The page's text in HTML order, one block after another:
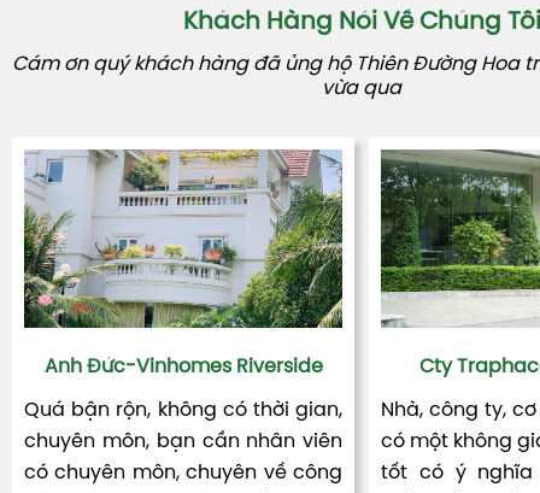
Khách Hàng Nói Về Chúng Tôi
Cám ơn quý khách hàng đã ủng hộ Thiên Đường Hoa
vừa qua
Anh Đức-Vinhomes Riverside
Quá bận rộn, không có thời gian,
chuyên môn, bạn cần nhân viên
có chuyên môn, chuyên về công
Cty
Nhà, công ty,
có một không
tốt có ý nghĩa